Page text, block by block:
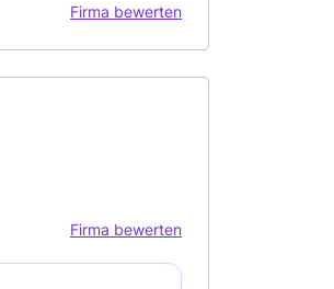
Firma bewerten
Firma bewerten